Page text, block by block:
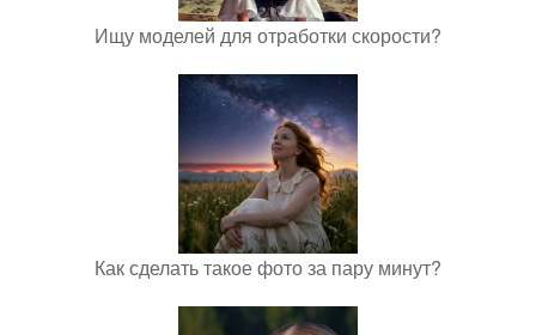
Ищу моделей для отработки скорости?
Как сделать такое фото за пару минут?